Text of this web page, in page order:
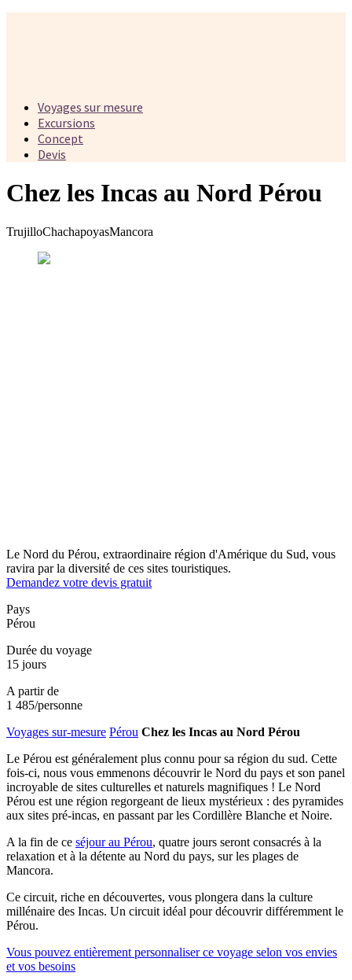
Voyages sur mesure
Excursions
Concept
Devis
Chez les Incas au Nord Pérou
TrujilloChachapoyasMancora
Le Nord du Pérou, extraordinaire région d'Amérique du Sud, vous
ravira par la diversité de ces sites touristiques.
Demandez votre devis gratuit
Pays
Pérou
Durée du voyage
15 jours
A partir de
1 485/personne
Voyages sur-mesure Pérou Chez les Incas au Nord Pérou
Le Pérou est généralement plus connu pour sa région du sud. Cette
fois-ci, nous vous emmenons découvrir le Nord du pays et son panel
incroyable de sites culturelles et naturels magnifiques ! Le Nord
Pérou est une région regorgeant de lieux mystérieux : des pyramides
aux sites pré-incas, en passant par les Cordillère Blanche et Noire.
A la fin de ce séjour au Pérou, quatre jours seront consacrés à la
relaxation et à la détente au Nord du pays, sur les plages de
Mancora.
Ce circuit, riche en découvertes, vous plongera dans la culture
millénaire des Incas. Un circuit idéal pour découvrir différemment le
Pérou.
Vous pouvez entièrement personnaliser ce voyage selon vos envies
et vos besoins